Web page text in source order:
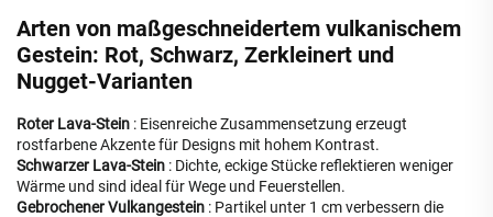
Arten von maßgeschneidertem vulkanischem
Gestein: Rot, Schwarz, Zerkleinert und
Nugget-Varianten
Roter Lava-Stein : Eisenreiche Zusammensetzung erzeugt
rostfarbene Akzente für Designs mit hohem Kontrast.
Schwarzer Lava-Stein : Dichte, eckige Stücke reflektieren weniger
Wärme und sind ideal für Wege und Feuerstellen.
Gebrochener Vulkangestein : Partikel unter 1 cm verbessern die